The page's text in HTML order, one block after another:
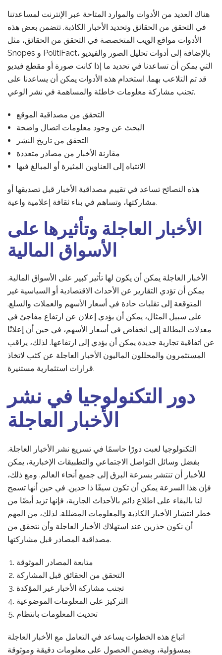
هناك العديد من الأدوات والموارد المتاحة عبر الإنترنت لمساعدتنا
في التحقق من الحقائق وتحديد الأخبار الكاذبة. تتضمن بعض هذه
الأدوات مواقع الويب المتخصصة في التحقق من الحقائق، مثل
Snopes و PolitiFact، بالإضافة إلى أدوات تحليل الصور والفيديو
التي يمكن أن تساعدنا في تحديد ما إذا كانت صورة أو مقطع فيديو
قد تم التلاعب بهما. استخدام هذه الأدوات يمكن أن يساعدنا على
تجنب مشاركة معلومات خاطئة والمساهمة في نشر الوعي.
التحقق من مصداقية الموقع
البحث عن وجود معلومات اتصال واضحة
التحقق من تاريخ النشر
مقارنة الأخبار من مصادر متعددة
الانتباه إلى العناوين المثيرة أو المبالغ فيها
هذه النصائح تساعد في تقييم مصداقية الأخبار قبل تصديقها أو
مشاركتها، وتساهم في بناء ثقافة إعلامية واعية.
الأخبار العاجلة وتأثيرها على
الأسواق المالية
الأخبار العاجلة يمكن أن يكون لها تأثير كبير على الأسواق المالية.
يمكن أن تؤدي التقارير عن الأحداث الاقتصادية أو السياسية غير
المتوقعة إلى تقلبات حادة في أسعار الأسهم والعملات والسلع.
على سبيل المثال، يمكن أن يؤدي إعلان عن ارتفاع مفاجئ في
معدلات البطالة إلى انخفاض في أسعار الأسهم، في حين أن إعلانًا
عن اتفاقية تجارية جديدة يمكن أن يؤدي إلى ارتفاعها. لذلك، يراقب
المستثمرون والمحللون الماليون الأخبار العاجلة عن كثب لاتخاذ
قرارات استثمارية مستنيرة.
دور التكنولوجيا في نشر
الأخبار العاجلة
التكنولوجيا لعبت دورًا حاسمًا في تسريع نشر الأخبار العاجلة.
بفضل وسائل التواصل الاجتماعي والتطبيقات الإخبارية، يمكن
للأخبار أن تنتشر بسرعة البرق إلى جميع أنحاء العالم. ومع ذلك،
فإن هذا السرعة يمكن أن تكون سيفًا ذا حدين. في حين أنها تسمح
لنا بالبقاء على اطلاع دائم بالأحداث الجارية، فإنها تزيد أيضًا من
خطر انتشار الأخبار الكاذبة والمعلومات المضللة. لذلك، من المهم
أن نكون حذرين عند استهلاك الأخبار العاجلة وأن نتحقق من
مصداقية المصادر قبل مشاركتها.
متابعة المصادر الموثوقة
التحقق من الحقائق قبل المشاركة
تجنب مشاركة الأخبار غير المؤكدة
التركيز على المعلومات الموضوعية
تحديث المعلومات بانتظام
اتباع هذه الخطوات يساعد في التعامل مع الأخبار العاجلة
بمسؤولية، ويضمن الحصول على معلومات دقيقة وموثوقة.